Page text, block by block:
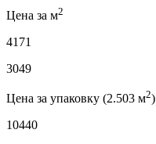
Цена за м2
4171
3049
Цена за упаковку (2.503 м2)
10440